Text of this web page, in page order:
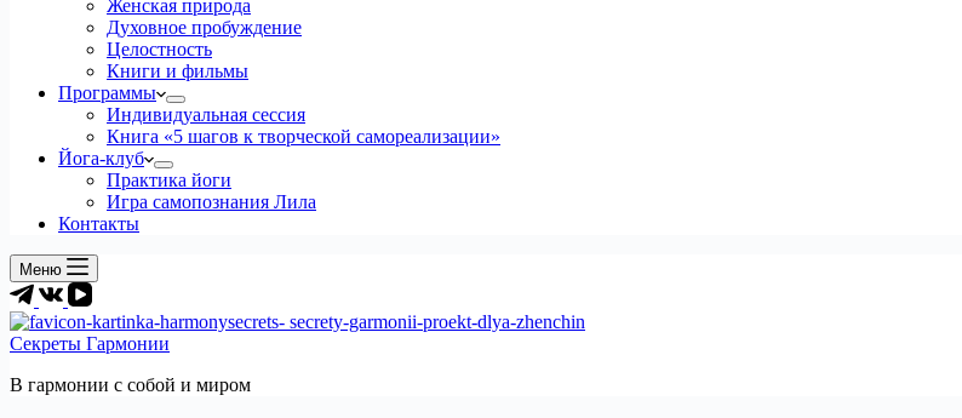
Женская природа
Духовное пробуждение
Целостность
Книги и фильмы
Программы
Индивидуальная сессия
Книга «5 шагов к творческой самореализации»
Йога-клуб
Практика йоги
Игра самопознания Лила
Контакты
Меню
Секреты Гармонии
В гармонии c собой и миром